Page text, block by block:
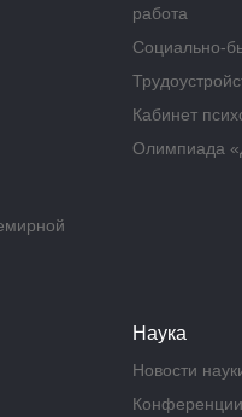
работа
Социально-
Кабинет
Олимпиада
Наука
Новости
Конференции